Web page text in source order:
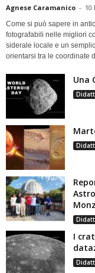
Agnese Caramanico - 10
Come si può sapere in
fotografabili nelle migliori
siderale locale e un
orientarsi tra le coordinate
Una
I